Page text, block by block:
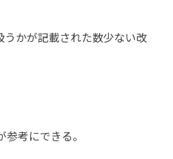
かが記載された数少ない改
考にできる。